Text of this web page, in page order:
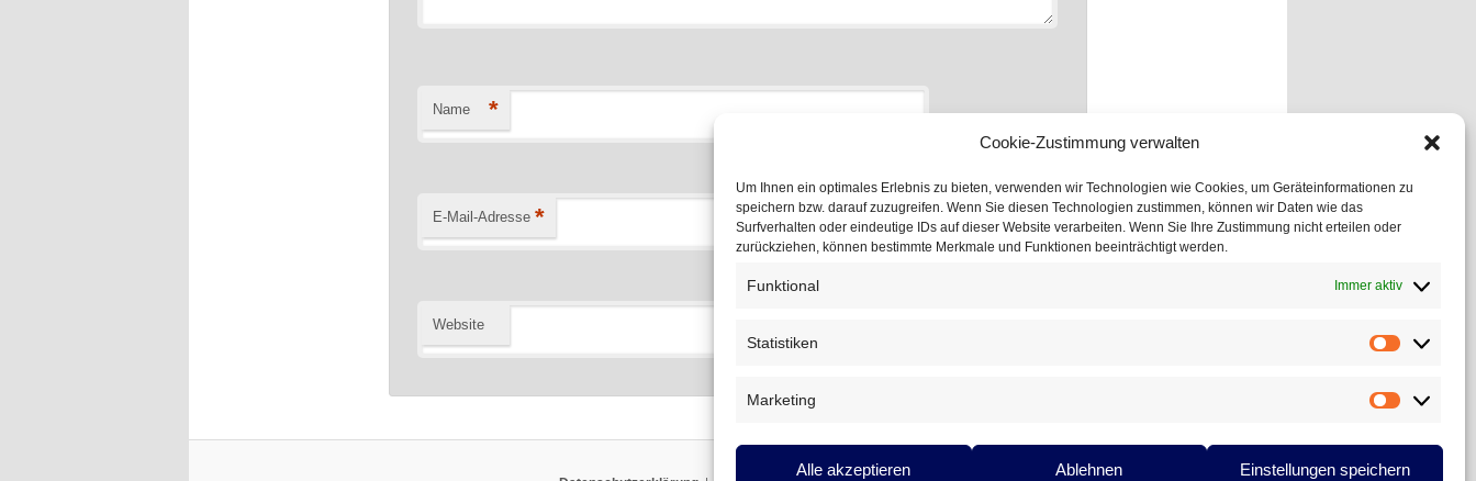
Cookie-Zustimmung verwalten
Um Ihnen ein optimales Erlebnis zu bieten, verwenden wir Technologien wie Cookies, um Geräteinformationen zu
speichern bzw. darauf zuzugreifen. Wenn Sie diesen Technologien zustimmen, können wir Daten wie das
Surfverhalten oder eindeutige IDs auf dieser Website verarbeiten. Wenn Sie Ihre Zustimmung nicht erteilen oder
zurückziehen, können bestimmte Merkmale und Funktionen beeinträchtigt werden.
Funktional Immer aktiv
Statistiken
Statistiken
Marketing
Marketing
Alle akzeptieren Ablehnen Einstellungen speichern
Name *
E-Mail-Adresse *
Website